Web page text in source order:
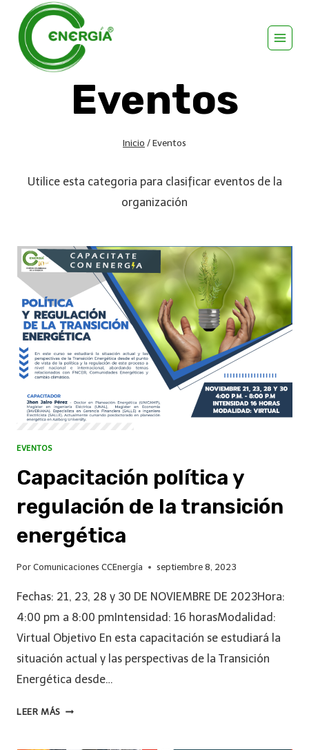
Eventos
Inicio /Eventos
Utilice esta categoria para clasificar eventos de la
organización
EVENTOS
Capacitación política y
regulación de la transición
energética
Por Comunicaciones CCEnergía septiembre 8, 2023
Fechas: 21, 23, 28 y 30 DE NOVIEMBRE DE 2023Hora:
4:00 pm a 8:00 pmIntensidad: 16 horasModalidad:
Virtual Objetivo En esta capacitación se estudiará la
situación actual y las perspectivas de la Transición
Energética desde…
LEER MÁS